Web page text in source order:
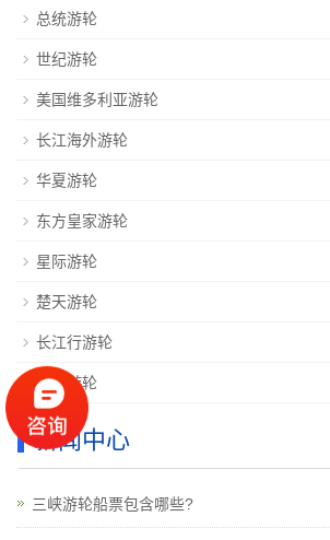
总统游轮
世纪游轮
美国维多利亚游轮
长江海外游轮
华夏游轮
东方皇家游轮
星际游轮
楚天游轮
长江行游轮
重轮游轮
新闻中心
三峡游轮船票包含哪些?